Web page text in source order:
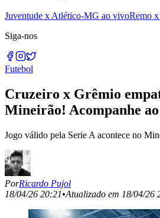
Juventude x Atlético-MG ao vivoRemo
Siga-nos
Futebol
Cruzeiro x Grêmio
Mineirão! Acompanhe
Jogo válido pela Serie A acontece no
PorRicardo Pujol
18/04/26 20:21•Atualizado em 18/04/26